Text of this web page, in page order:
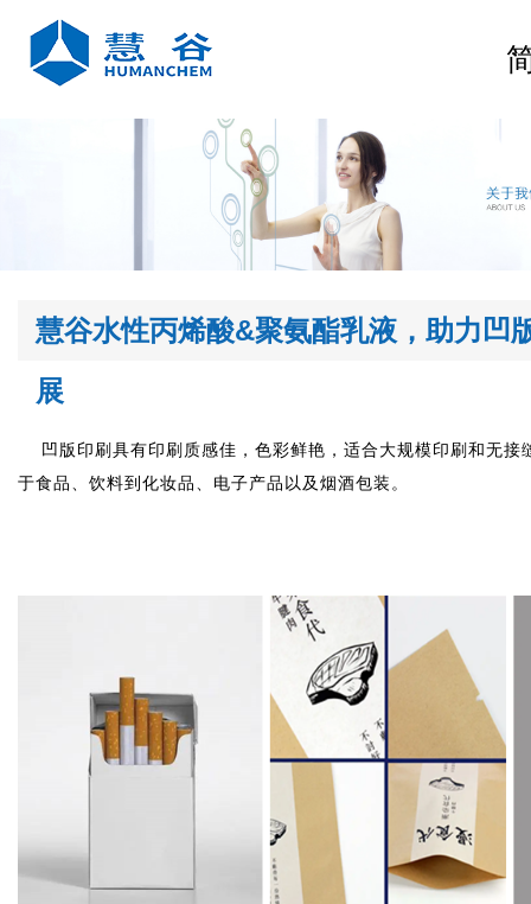
展
于食品、饮料到化妆品、电子产品以及烟酒包装。